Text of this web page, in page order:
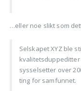
…eller noe slikt som
Selskapet XYZ ble
kvalitetsduppeditter
sysselsetter over
ting for samfunnet.